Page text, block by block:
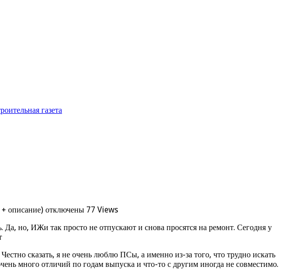
газета
описание) отключены 77 Views
но, ИЖи так просто не отпускают и снова просятся на ремонт. Сегодня у
сказать, я не очень люблю ПСы, а именно из-за того, что трудно искать
много отличий по годам выпуска и что-то с другим иногда не совместимо.